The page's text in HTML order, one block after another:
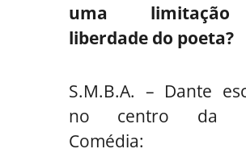
uma
liberdade do poeta?
S.M.B.A. – Dante
no centro da
Comédia: